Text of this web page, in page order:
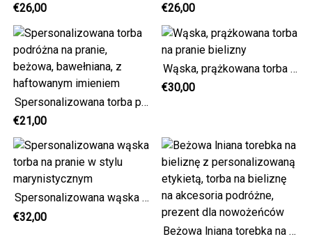
€26,00
€26,00
Spersonalizowana torba podróżna na pranie, beżowa, bawełniana, z haftowanym imieniem
€21,00
Wąska, prążkowana torba na pranie bielizny
€30,00
Spersonalizowana wąska torba na pranie w stylu marynistycznym
€32,00
Beżowa lniana torebka na bieliznę z personalizowaną etykietą, torba na bieliznę na akcesoria podróżne, prezent dla nowożeńców